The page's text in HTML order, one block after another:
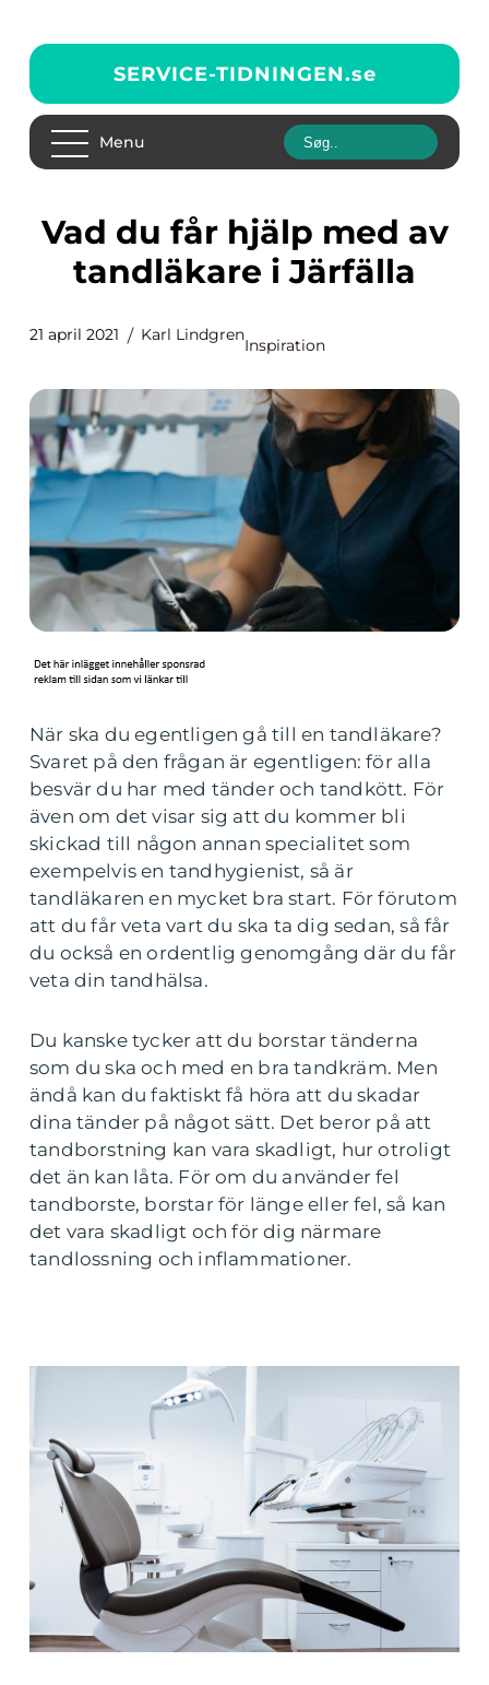
SERVICE-TIDNINGEN.se
Menu
Vad du får hjälp med av
tandläkare i Järfälla
21 april 2021 Karl Lindgren
Inspiration
När ska du egentligen gå till en tandläkare?
Svaret på den frågan är egentligen: för alla
besvär du har med tänder och tandkött. För
även om det visar sig att du kommer bli
skickad till någon annan specialitet som
exempelvis en tandhygienist, så är
tandläkaren en mycket bra start. För förutom
att du får veta vart du ska ta dig sedan, så får
du också en ordentlig genomgång där du får
veta din tandhälsa.
Du kanske tycker att du borstar tänderna
som du ska och med en bra tandkräm. Men
ändå kan du faktiskt få höra att du skadar
dina tänder på något sätt. Det beror på att
tandborstning kan vara skadligt, hur otroligt
det än kan låta. För om du använder fel
tandborste, borstar för länge eller fel, så kan
det vara skadligt och för dig närmare
tandlossning och inflammationer.